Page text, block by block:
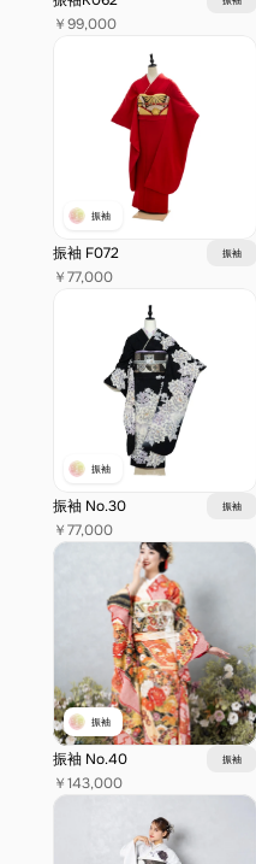
￥99,000
振袖
振袖 F072 振袖
￥77,000
振袖
振袖 No.30 振袖
￥77,000
振袖
振袖 No.40 振袖
￥143,000